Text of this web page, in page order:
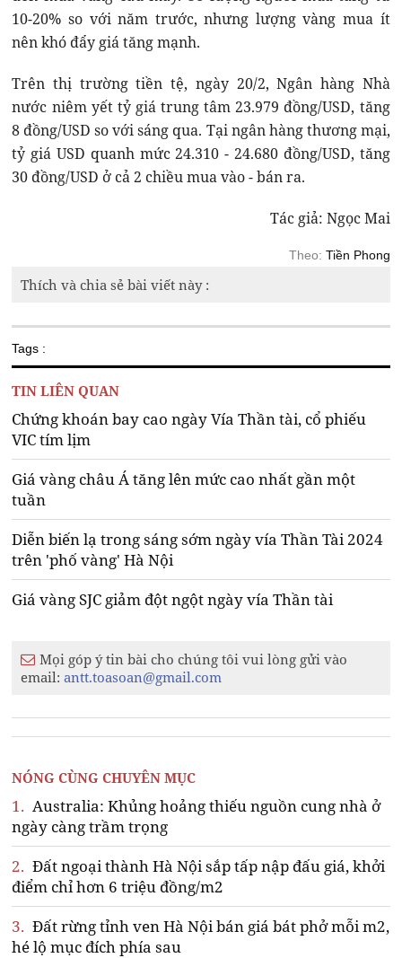
10-20% so với năm trước, nhưng lượng vàng mua ít
nên khó đẩy giá tăng mạnh.
Trên thị trường tiền tệ, ngày 20/2, Ngân hàng Nhà
nước niêm yết tỷ giá trung tâm 23.979 đồng/USD, tăng
8 đồng/USD so với sáng qua. Tại ngân hàng thương mại,
tỷ giá USD quanh mức 24.310 - 24.680 đồng/USD, tăng
30 đồng/USD ở cả 2 chiều mua vào - bán ra.
Tác giả: Ngọc Mai
Theo: Tiền Phong
Thích và chia sẻ bài viết này :
Tags :
TIN LIÊN QUAN
Chứng khoán bay cao ngày Vía Thần tài, cổ phiếu
VIC tím lịm
Giá vàng châu Á tăng lên mức cao nhất gần một
tuần
Diễn biến lạ trong sáng sớm ngày vía Thần Tài 2024
trên 'phố vàng' Hà Nội
Giá vàng SJC giảm đột ngột ngày vía Thần tài
Mọi góp ý tin bài cho chúng tôi vui lòng gửi vào
email:antt.toasoan@gmail.com
NÓNG CÙNG CHUYÊN MỤC
1. Australia: Khủng hoảng thiếu nguồn cung nhà ở
ngày càng trầm trọng
2. Đất ngoại thành Hà Nội sắp tấp nập đấu giá, khởi
điểm chỉ hơn 6 triệu đồng/m2
3. Đất rừng tỉnh ven Hà Nội bán giá bát phở mỗi m2,
hé lộ mục đích phía sau